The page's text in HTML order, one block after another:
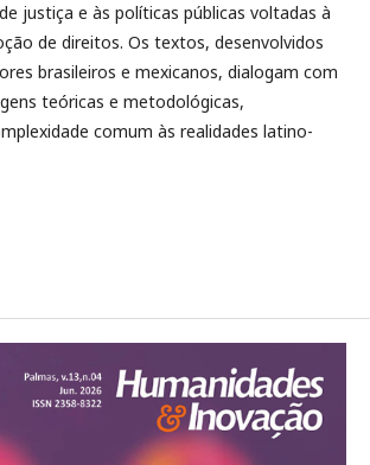
justiça e às políticas públicas voltadas à
de direitos. Os textos, desenvolvidos
brasileiros e mexicanos, dialogam com
teóricas e metodológicas,
comum às realidades latino-